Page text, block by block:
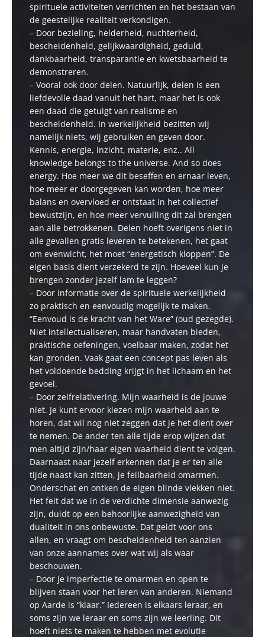
spirituele activiteiten verrichten en het bestaan van
de geestelijke realiteit verkondigen.
– Door bezieling, helderheid, nuchterheid,
bescheidenheid, gelijkwaardigheid, geduld,
dankbaarheid, transparantie en kwetsbaarheid te
demonstreren.
– Vooral ook door delen. Natuurlijk, delen is een
liefdevolle daad vanuit het hart, maar het is ook
een daad die getuigt van realisme en
bescheidenheid. In werkelijkheid bezitten wij
namelijk niets, wij gebruiken en geven door.
Kennis, energie, inzicht, materie, enz.. All
knowledge belongs to the universe. And so does
energy. Hoe meer we dit beseffen en ernaar leven,
hoe meer er doorgegeven kan worden, hoe meer
balans en overvloed er ontstaat in het collectief
bewustzijn, en hoe meer vervulling dit zal brengen
aan alle betrokkenen. Delen hoeft overigens niet in
alle gevallen gratis leveren te betekenen, het gaat
om evenwicht, het moet “energetisch kloppen”. De
eigen basis dient verzekerd te zijn. Hoeveel kun je
brengen zonder jezelf lam te leggen?
– Door informatie over de spirituele werkelijkheid
zo praktisch en eenvoudig mogelijk te maken.
“Eenvoud is de kracht van het Ware” (oud gezegde).
Niet intellectualiseren, maar handvaten bieden,
praktische oefeningen, voelbaar maken, zodat het
kan gronden. Vaak gaat een concept pas leven als
het voldoende bedding krijgt in het lichaam en het
gevoel.
– Door zelfrelativering. Mijn waarheid is de jouwe
niet. Je kunt ervoor kiezen mijn waarheid aan te
horen, dat wil nog niet zeggen dat je het dient over
te nemen. De ander ten alle tijde erop wijzen dat
men altijd zijn/haar eigen waarheid dient te volgen.
Daarnaast naar jezelf erkennen dat je er ten alle
tijde naast kan zitten, je feilbaarheid omarmen.
Onderschat en ontken de eigen blinde vlekken niet.
Het feit dat we in de verdichte dimensie aanwezig
zijn, duidt op een behoorlijke aanwezigheid van
dualiteit in ons onbewuste. Dat geldt voor ons
allen, en vraagt om bescheidenheid ten aanzien
van onze aannames over wat wij als waar
beschouwen.
– Door je imperfectie te omarmen en open te
blijven staan voor het leren van anderen. Niemand
op Aarde is “klaar.” Iedereen is elkaars leraar, en
soms zijn we leraar en soms zijn we leerling. Dit
hoeft niets te maken te hebben met evolutie